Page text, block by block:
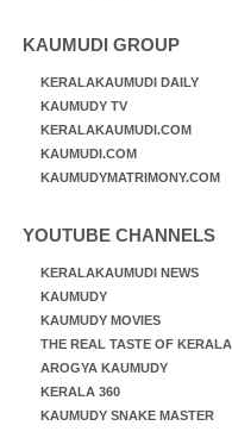
KAUMUDI GROUP
KERALAKAUMUDI DAILY
KAUMUDY TV
KERALAKAUMUDI.COM
KAUMUDI.COM
KAUMUDYMATRIMONY.COM
YOUTUBE CHANNELS
KERALAKAUMUDI NEWS
KAUMUDY
KAUMUDY MOVIES
THE REAL TASTE OF KERALA
AROGYA KAUMUDY
KERALA 360
KAUMUDY SNAKE MASTER